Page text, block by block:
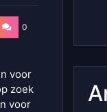
0
voor
zoek
voor